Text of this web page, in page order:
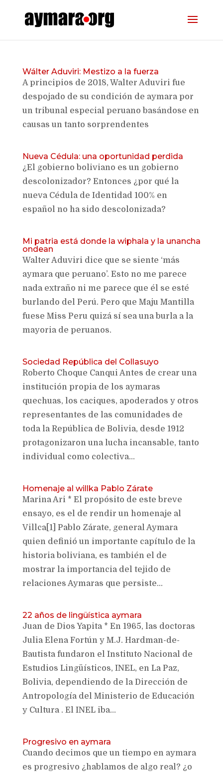
Wálter Aduviri: Mestizo a la fuerza
A principios de 2018, Walter Aduviri fue
despojado de su condición de aymara por
un tribunal especial peruano basándose en
causas un tanto sorprendentes
Nueva Cédula: una oportunidad perdida
¿El gobierno boliviano es un gobierno
descolonizador? Entonces ¿por qué la
nueva Cédula de Identidad 100% en
español no ha sido descolonizada?
Mi patria está donde la wiphala y la unancha
ondean
Walter Aduviri dice que se siente ‘más
aymara que peruano’. Esto no me parece
nada extraño ni me parece que él se esté
burlando del Perú. Pero que Maju Mantilla
fuese Miss Peru quizá sí sea una burla a la
mayoria de peruanos.
Sociedad República del Collasuyo
Roberto Choque Canqui Antes de crear una
institución propia de los aymaras
quechuas, los caciques, apoderados y otros
representantes de las comunidades de
toda la República de Bolivia, desde 1912
protagonizaron una lucha incansable, tanto
individual como colectiva...
Homenaje al willka Pablo Zárate
Marina Ari * El propósito de este breve
ensayo, es el de rendir un homenaje al
Villca[1] Pablo Zárate, general Aymara
quien definió un importante capítulo de la
historia boliviana, es también el de
mostrar la importancia del tejido de
relaciones Aymaras que persiste...
22 años de lingüística aymara
Juan de Dios Yapita * En 1965, las doctoras
Julia Elena Fortún y M.J. Hardman-de-
Bautista fundaron el Instituto Nacional de
Estudios Lingüísticos, INEL, en La Paz,
Bolivia, dependiendo de la Dirección de
Antropología del Ministerio de Educación
y Cultura . El INEL iba...
Progresivo en aymara
Cuando decimos que un tiempo en aymara
es progresivo ¿hablamos de algo real? ¿o